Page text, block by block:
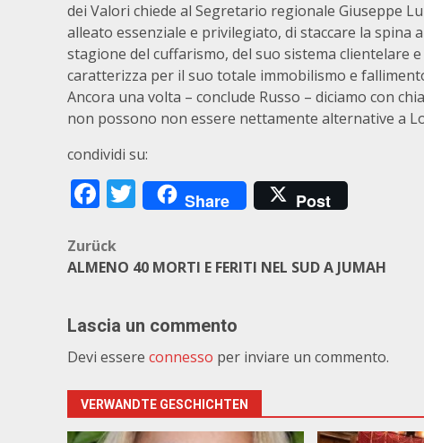
dei Valori chiede al Segretario regionale Giuseppe
alleato essenziale e privilegiato, di staccare la
stagione del cuffarismo, del suo sistema clientelare
caratterizza per il suo totale immobilismo e
Ancora una volta – conclude Russo – diciamo con
non possono non essere nettamente alternative a
condividi su:
Facebook
Twitter
Share Post
Beitragsnavigation
Zurück
ALMENO 40 MORTI E FERITI NEL SUD A JUMAH
Lascia un commento
Devi essere connesso per inviare un commento.
VERWANDTE GESCHICHTEN